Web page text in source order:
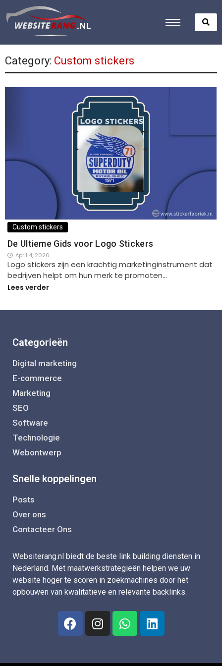
Category: Custom stickers
Custom stickers
De Ultieme Gids voor Logo Stickers
April 4, 2026
Logo stickers zijn een krachtig marketinginstrument dat
bedrijven helpt om hun merk te promoten…
Lees verder
Categorieën
Digital marketing
E-commerce
Marketing
SEO
Software
Technologie
Webontwerp
Snelle koppelingen
Posts
Over ons
Contacteer Ons
Websiterang.nl biedt de beste link building diensten in
Nederland. Met maatwerkstrategieën helpen we uw
website hoger te scoren in zoekmachines door het
opbouwen van kwalitatieve en relevante backlinks.